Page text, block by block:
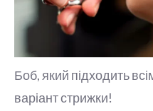
Боб, який підходить
варіант стрижки!